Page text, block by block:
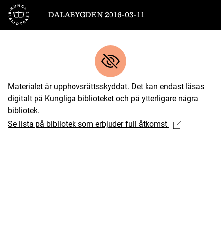
Till startsidan
DALABYGDEN 2016-03-11
Materialet är upphovsrättsskyddat. Det kan endast läsas
digitalt på Kungliga biblioteket och på ytterligare några
bibliotek.
Se lista på bibliotek som erbjuder full åtkomst